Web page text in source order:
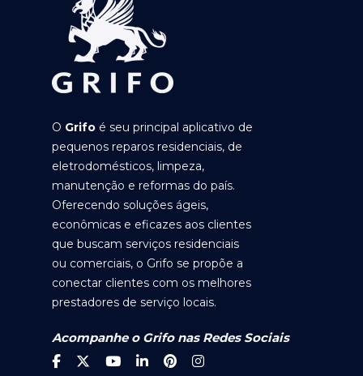
O Grifo é seu principal aplicativo de
pequenos reparos residenciais, de
eletrodomésticos, limpeza,
manutenção e reformas do país.
Oferecendo soluções ágeis,
econômicas e eficazes aos clientes
que buscam serviços residenciais
ou comerciais, o Grifo se propõe a
conectar clientes com os melhores
prestadores de serviço locais.
Acompanhe o Grifo nas Redes Sociais